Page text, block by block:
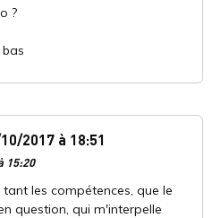
?
2017 à 18:51
15:20
les compétences, que le
question, qui m'interpelle